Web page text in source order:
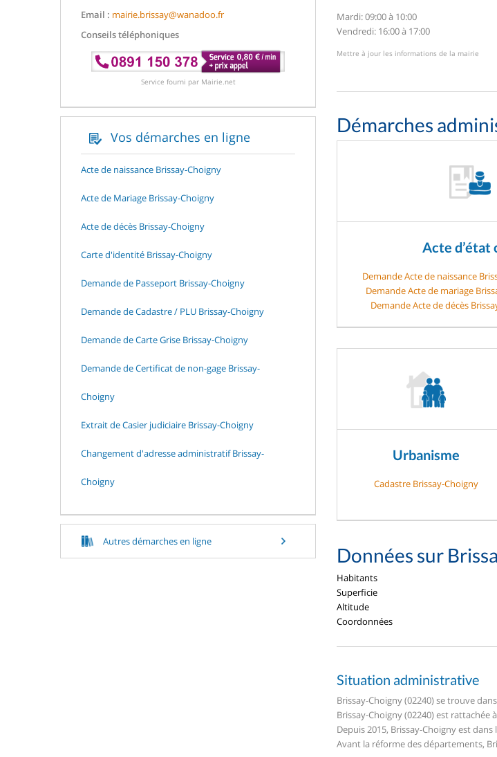
Email : mairie.brissay@wanadoo.fr
Conseils téléphoniques
Service fourni par Mairie.net
Vos démarches en ligne
Acte de naissance Brissay-Choigny
Acte de Mariage Brissay-Choigny
Acte de décès Brissay-Choigny
Carte d'identité Brissay-Choigny
Demande de Passeport Brissay-Choigny
Demande de Cadastre / PLU Brissay-Choigny
Demande de Carte Grise Brissay-Choigny
Demande de Certificat de non-gage Brissay-
Choigny
Extrait de Casier judiciaire Brissay-Choigny
Changement d'adresse administratif Brissay-
Choigny
Autres démarches en ligne
Mardi: 09:00 à 10:00
Vendredi: 16:00 à 17:00
Mettre à jour les informations de la mairie
Démarches
Acte d’état
Demande Acte de naissance
Demande Acte de mariage
Demande Acte de décès
Urbanisme
Cadastre Brissay-Choigny
Données sur
Habitants
Superficie
Altitude
Coordonnées
Situation administrative
Brissay-Choigny (02240) se trouve
Brissay-Choigny (02240) est rattachée
Depuis 2015, Brissay-Choigny est
Avant la réforme des départements,